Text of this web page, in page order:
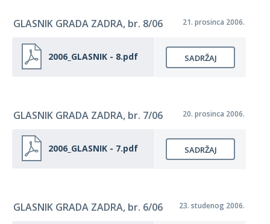
GLASNIK GRADA ZADRA, br. 8/06 21. prosinca 2006.
2006_GLASNIK - 8.pdf SADRŽAJ
GLASNIK GRADA ZADRA, br. 7/06 20. prosinca 2006.
2006_GLASNIK - 7.pdf SADRŽAJ
GLASNIK GRADA ZADRA, br. 6/06 23. studenog 2006.